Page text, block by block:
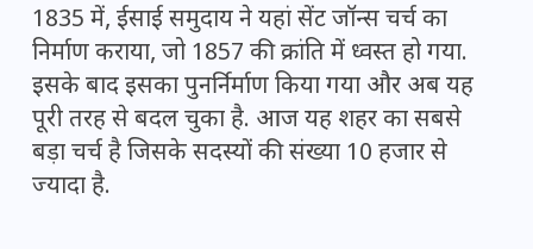
1835 में, ईसाई समुदाय ने यहां सेंट जॉन्स चर्च का
निर्माण कराया, जो 1857 की क्रांति में ध्वस्त हो गया.
इसके बाद इसका पुनर्निर्माण किया गया और अब यह
पूरी तरह से बदल चुका है. आज यह शहर का सबसे
बड़ा चर्च है जिसके सदस्यों की संख्या 10 हजार से
ज्यादा है.